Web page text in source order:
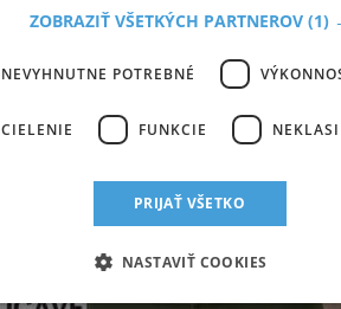
ZOBRAZIŤ VŠETKÝCH PARTNEROV (1)
NEVYHNUTNE POTREBNÉ
CIELENIE FUNKCIE
PRIJAŤ VŠETKO
NASTAVIŤ COOKIES